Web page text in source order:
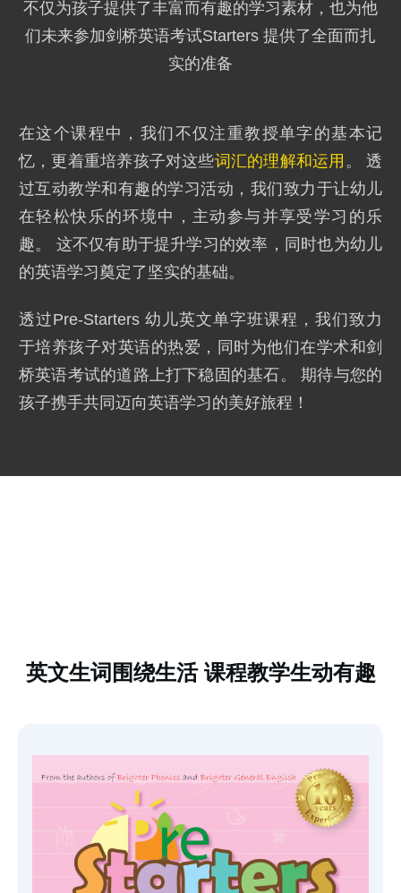
不仅为孩子提供了丰富而有趣的学习素材，也为他
们未来参加剑桥英语考试Starters 提供了全面而扎
实的准备
在这个课程中，我们不仅注重教授单字的基本记
忆，更着重培养孩子对这些词汇的理解和运用 。 透
过互动教学和有趣的学习活动，我们致力于让幼儿
在轻松快乐的环境中，主动参与并享受学习的乐
趣。 这不仅有助于提升学习的效率，同时也为幼儿
的英语学习奠定了坚实的基础。
透过Pre-Starters 幼儿英文单字班课程，我们致力
于培养孩子对英语的热爱，同时为他们在学术和剑
桥英语考试的道路上打下稳固的基石。 期待与您的
孩子携手共同迈向英语学习的美好旅程！
英文生词围绕生活 课程教学生动有趣